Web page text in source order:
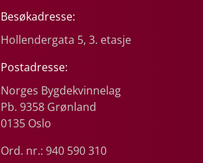
Besøkadresse:
Hollendergata 5, 3. etasje
Postadresse:
Norges Bygdekvinnelag
Pb. 9358 Grønland
0135 Oslo
Ord. nr.: 940 590 310